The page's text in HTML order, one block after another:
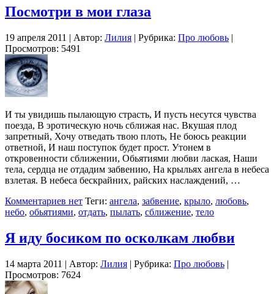
Посмотри в мои глаза
19 апреля 2011 | Автор: Лилия | Рубрика: Про любовь |
Просмотров: 5491
И ты увидишь пылающую страсть, И пусть несутся чувства
поезда, В эротическую ночь сближая нас. Вкушая плод
запретный, Хочу отведать твою плоть, Не боюсь реакции
ответной, И наш поступок будет прост. Утонем в
откровенности сближении, Обьятиями любви лаская, Наши
тела, сердца не отдадим забвению, На крыльях ангела в небеса
взлетая. В небеса бескрайних, райских наслаждений, …
Комментариев нет Теги: ангела, забвение, крыло, любовь,
небо, обьятиями, отдать, пылать, сближение, тело
Я иду босиком по осколкам любви
14 марта 2011 | Автор: Лилия | Рубрика: Про любовь |
Просмотров: 7624